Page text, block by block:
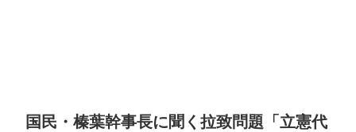
国民・榛葉幹事長に聞く拉致問題「立憲代